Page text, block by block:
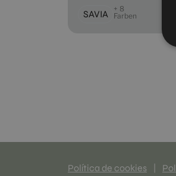
SAVIA
+ 8
Farben
Política de cookies